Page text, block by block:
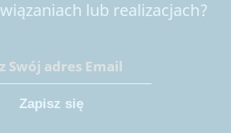
lub realizacjach?